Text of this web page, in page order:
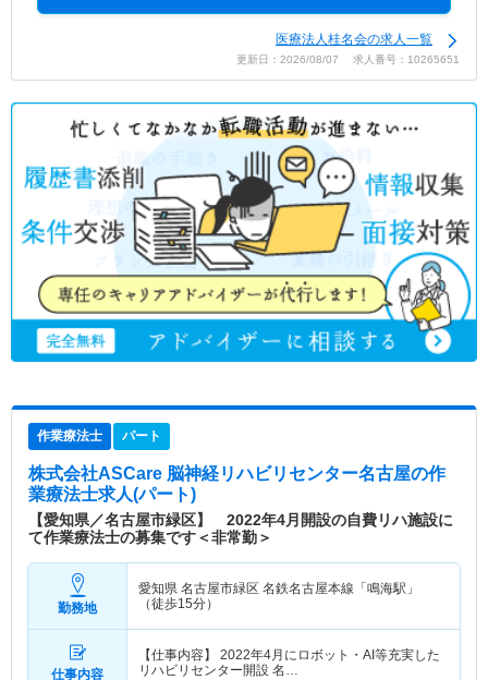
医療法人桂名会の求人一覧
更新日：2026/08/07 求人番号：10265651
作業療法士 パート
株式会社ASCare 脳神経リハビリセンター名古屋の作
業療法士求人(パート)
【愛知県／名古屋市緑区】 2022年4月開設の自費リハ施設に
て作業療法士の募集です＜非常勤＞
勤務地
愛知県 名古屋市緑区 名鉄名古屋本線「鳴海駅」
（徒歩15分）
仕事内容
【仕事内容】 2022年4月にロボット・AI等充実した
リハビリセンター開設 名…